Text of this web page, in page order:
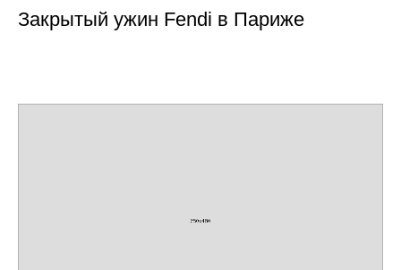
Закрытый ужин Fendi в Париже